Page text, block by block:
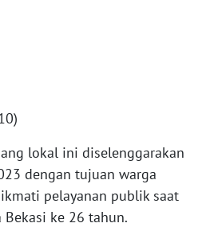
lokal ini diselenggarakan
dengan tujuan warga
pelayanan publik saat
Bekasi ke 26 tahun.